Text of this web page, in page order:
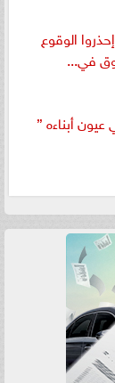
الوقوع
في...
أبناءه ”